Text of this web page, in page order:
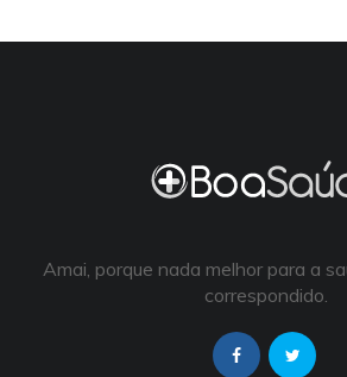
Amai, porque nada melhor para a
correspondido.